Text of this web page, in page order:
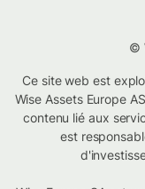
©
Ce site web est
Wise Assets Europe
contenu lié aux
est